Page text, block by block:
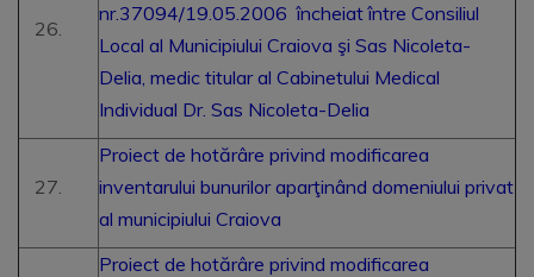
nr.37094/19.05.2006 încheiat între Consiliul
Local al Municipiului Craiova şi Sas Nicoleta-
Delia, medic titular al Cabinetului Medical
Individual Dr. Sas Nicoleta-Delia
Proiect de hotărâre privind modificarea
inventarului bunurilor aparţinând domeniului privat
al municipiului Craiova
Proiect de hotărâre privind modificarea